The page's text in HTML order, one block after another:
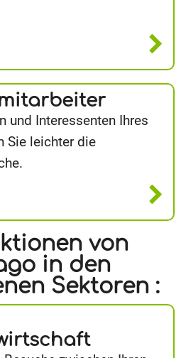
und Interessenten Ihres
Sie leichter die
von
in den
Sektoren :